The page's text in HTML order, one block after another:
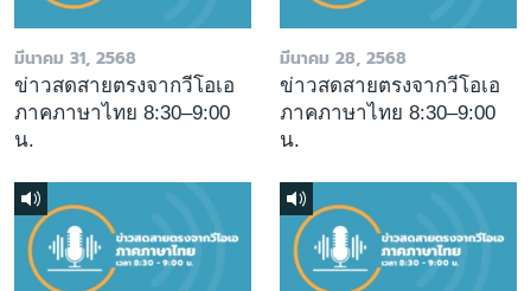
มีนาคม 31, 2568
ข่าวสดสายตรงจากวีโอเอ
ภาคภาษาไทย 8:30–9:00
น.
มีนาคม 28, 2568
ข่าวสดสายตรงจากวีโอเอ
ภาคภาษาไทย 8:30–9:00
น.